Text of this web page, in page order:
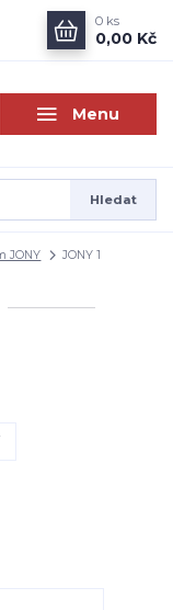
Menu
Hledat
0 ks
0,00 Kč
JONY JONY 1